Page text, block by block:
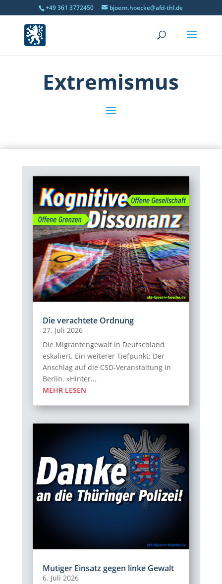
+49 361 3772450 bjoern.hoecke@afd-thl.de
Extremismus
Die verachtete Ordnung
27. Juli 2026
Die Migrantengewalt in Deutschland
eskaliert. Ein weiterer Tiefpunkt: Der
Anschlag auf die CSD-Veranstaltung in
Berlin. »Hinter...
MEHR LESEN
Mutiger Einsatz gegen linke Gewalt
6. Juli 2026